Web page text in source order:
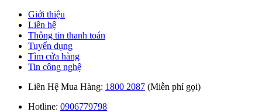
Giới thiệu
Liên hệ
Thông tin thanh toán
Tuyển dụng
Tìm cửa hàng
Tin công nghệ
Liên Hệ Mua Hàng: 1800 2087 (Miễn phí gọi)
Hotline: 0906779798